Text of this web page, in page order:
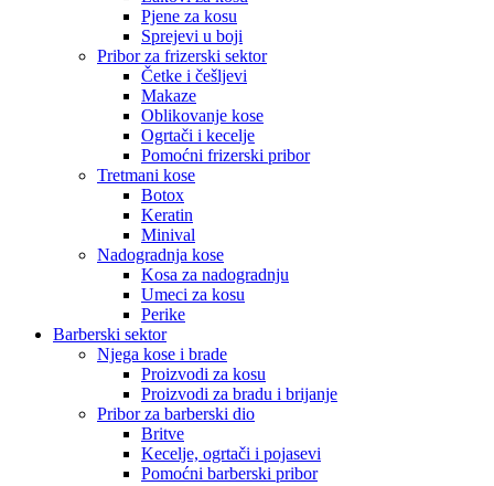
Pjene za kosu
Sprejevi u boji
Pribor za frizerski sektor
Četke i češljevi
Makaze
Oblikovanje kose
Ogrtači i kecelje
Pomoćni frizerski pribor
Tretmani kose
Botox
Keratin
Minival
Nadogradnja kose
Kosa za nadogradnju
Umeci za kosu
Perike
Barberski sektor
Njega kose i brade
Proizvodi za kosu
Proizvodi za bradu i brijanje
Pribor za barberski dio
Britve
Kecelje, ogrtači i pojasevi
Pomoćni barberski pribor